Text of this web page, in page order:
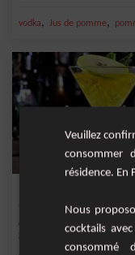
vodka, Jus de pomme,
Cocktail fruité à base de
fraîche et...
Veuillez
consommer
résidence. En
Nous
cocktails
consommé